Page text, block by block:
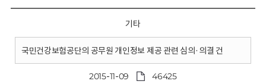
기타
국민건강보험공단의 공무원 개인정보 제공 관련 심의·의결 건
2015-11-09 46425